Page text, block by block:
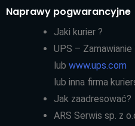
Naprawy pogwarancyjne
Jaki kurier ?
UPS –
lub www.ups.com
lub inna firma
Jak zaadresować?
ARS Serwis sp. z